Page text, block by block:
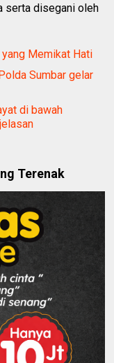
serta disegani oleh
Memikat Hati
Sumbar gelar
di bawah
Terenak